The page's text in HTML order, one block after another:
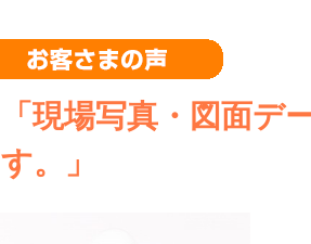
「現場写真・図面デ
す。」